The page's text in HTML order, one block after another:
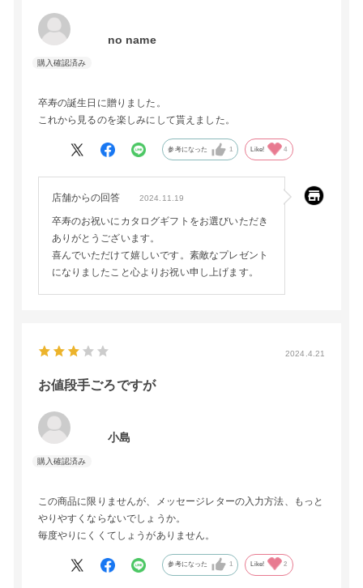
no name
卒寿の誕生日に贈りました。
これから見るのを楽しみにして貰えました。
参考になった 1 Like! 4
店舗からの回答 2024.11.19
卒寿のお祝いにカタログギフトをお選びいただき
ありがとうございます。
喜んでいただけて嬉しいです。素敵なプレゼント
になりましたこと心よりお祝い申し上げます。
2024.4.21
お値段手ごろですが
小島
この商品に限りませんが、メッセージレターの入力方法、もっと
やりやすくならないでしょうか。
毎度やりにくくてしょうがありません。
参考になった 1 Like! 2